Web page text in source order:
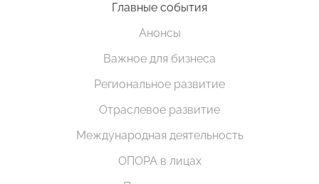
Главные события
Анонсы
Важное для бизнеса
Региональное развитие
Отраслевое развитие
Международная деятельность
ОПОРА в лицах